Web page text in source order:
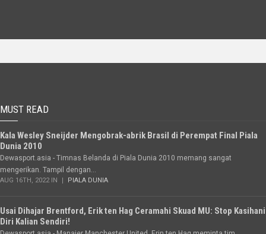
MUST READ
Kala Wesley Sneijder Mengobrak-abrik Brasil di Perempat Final Piala
Dunia 2010
Dewasport.asia - Timnas Belanda di Piala Dunia 2010 memang sangat
mengerikan. Tampil dengan...
AUG 16TH, 2022 IN PIALA DUNIA
Usai Dihajar Brentford, Erik ten Hag Ceramahi Skuad MU: Stop Kasihani
Diri Kalian Sendiri!